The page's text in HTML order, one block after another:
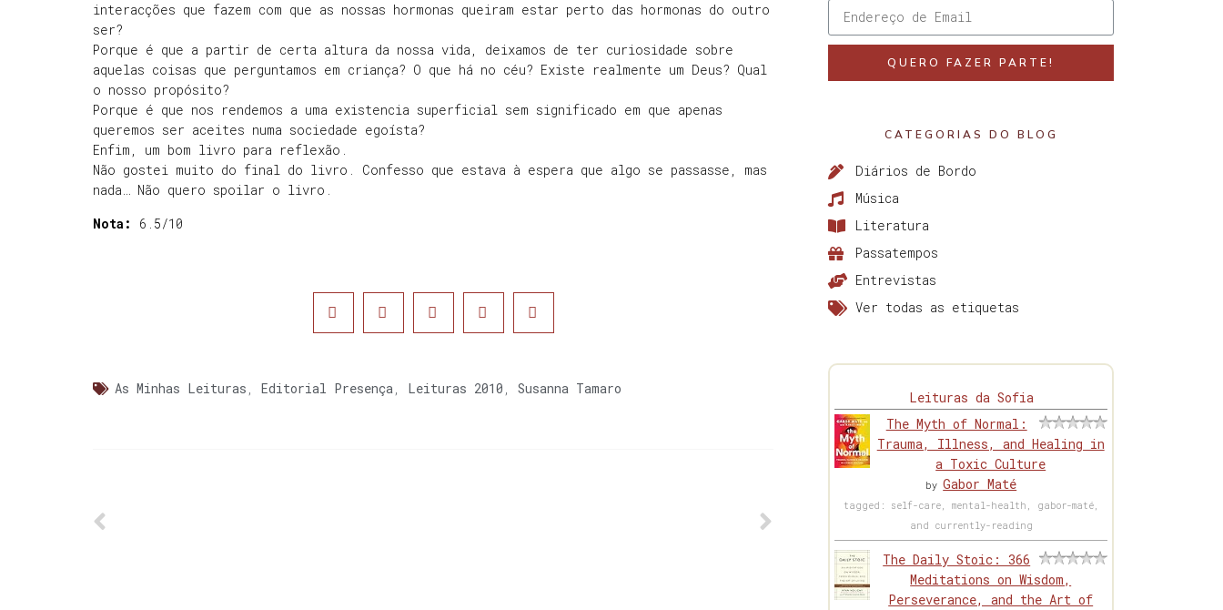
interacções que fazem com que as nossas hormonas queiram estar perto das hormonas do outro
ser?
Porque é que a partir de certa altura da nossa vida, deixamos de ter curiosidade sobre
aquelas coisas que perguntamos em criança? O que há no céu? Existe realmente um Deus? Qual
o nosso propósito?
Porque é que nos rendemos a uma existencia superficial sem significado em que apenas
queremos ser aceites numa sociedade egoísta?
Enfim, um bom livro para reflexão.
Não gostei muito do final do livro. Confesso que estava à espera que algo se passasse, mas
nada… Não quero spoilar o livro.
Nota: 6.5/10
As Minhas Leituras , Editorial Presença, Leituras 2010 , Susanna Tamaro
QUERO FAZER PARTE!
CATEGORIAS DO BLOG
Diários de Bordo
Música
Literatura
Passatempos
Entrevistas
Ver todas as etiquetas
Leituras da Sofia
The Myth of Normal:
Trauma, Illness, and Healing in
a Toxic Culture
byGabor Maté
tagged: self-care, mental-health, gabor-maté,
and currently-reading
The Daily Stoic: 366
Meditations on Wisdom,
Perseverance, and the Art of